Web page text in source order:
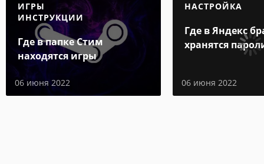
ИГРЫ
ИНСТРУКЦИИ
Где в папке Стим
находятся игры
06 июня 2022
НАСТРОЙКА
Где в Яндекс
хранятся
06 июня 2022